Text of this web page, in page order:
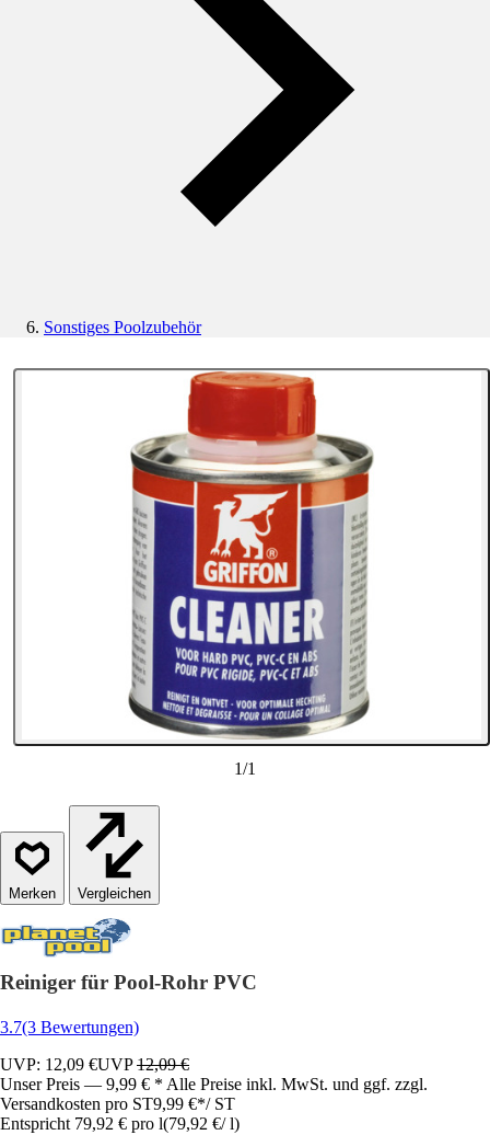
Sonstiges Poolzubehör
1/1
Vergleichen
Reiniger für Pool-Rohr PVC
3.7(3 Bewertungen)
UVP: 12,09 €UVP12,09 €
Unser Preis — 9,99 € * Alle Preise inkl. MwSt. und ggf. zzgl.
Versandkosten pro ST9,99 €*/ ST
Entspricht 79,92 € pro l(79,92 €/ l)